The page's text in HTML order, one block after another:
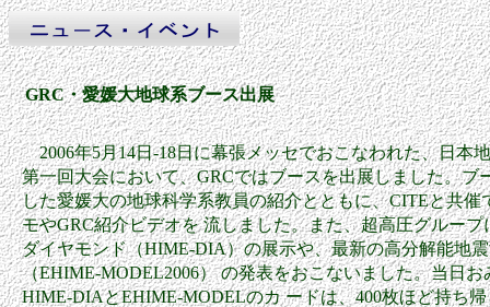
2006年5月14日-18日に幕張メッセでおこなわれた、日本
第一回大会において、GRCではブースを出展しました。ブ
した愛媛大の地球科学系教員の紹介とともに、CITEと共催
モやGRC紹介ビデオを 流しました。また、超高圧グルー
ダイヤモンド（HIME-DIA）の展示や、最新の高分解能地
（EHIME-MODEL2006） の発表をおこないました。当日
HIME-DIAとEHIME-MODELのカ ードは、400枚ほど持ち
GRC・愛媛大地球系ブース出展